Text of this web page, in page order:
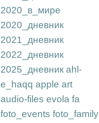
2020_в_мире
2020_дневник
2021_дневник
2022_дневник
2025_дневник ahl-
e_haqq apple art
audio-files evola fa
foto_events foto_family